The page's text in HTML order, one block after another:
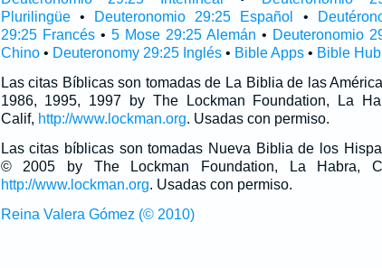
Plurilingüe• Deuteronomio 29:25 Español •
29:25 Francés• 5 Mose 29:25 Alemán • Deuteronomio
Chino• Deuteronomy 29:25 Inglés• Bible Apps• Bible Hub
Las citas Bíblicas son tomadas de La Biblia de las
1986, 1995, 1997 by The Lockman Foundation, La
Calif, http://www.lockman.org. Usadas con permiso.
Las citas bíblicas son tomadas Nueva Biblia de los
© 2005 by The Lockman Foundation, La Habra,
http://www.lockman.org. Usadas con permiso.
Reina Valera Gómez (© 2010)